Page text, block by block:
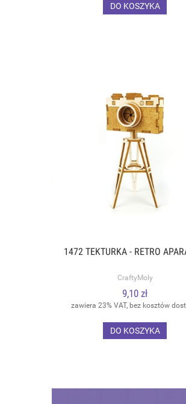
DO KOSZYKA
1472 TEKTURKA - RETRO
CraftyMoly
9,10 zł
zawiera 23% VAT, bez kosztów
DO KOSZYKA